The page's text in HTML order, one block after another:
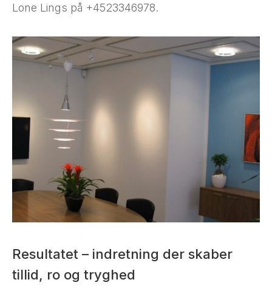
Lone Lings på +4523346978.
Resultatet – indretning der skaber
tillid, ro og tryghed